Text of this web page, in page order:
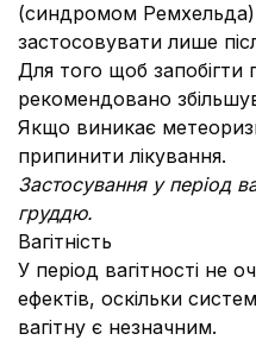
(синдромом Ремхельда)
застосовувати лише
Для того щоб запобігти
рекомендовано
Якщо виникає
припинити лікування.
Застосування у період
груддю.
Вагітність
У період вагітності не
ефектів, оскільки
вагітну є незначним.